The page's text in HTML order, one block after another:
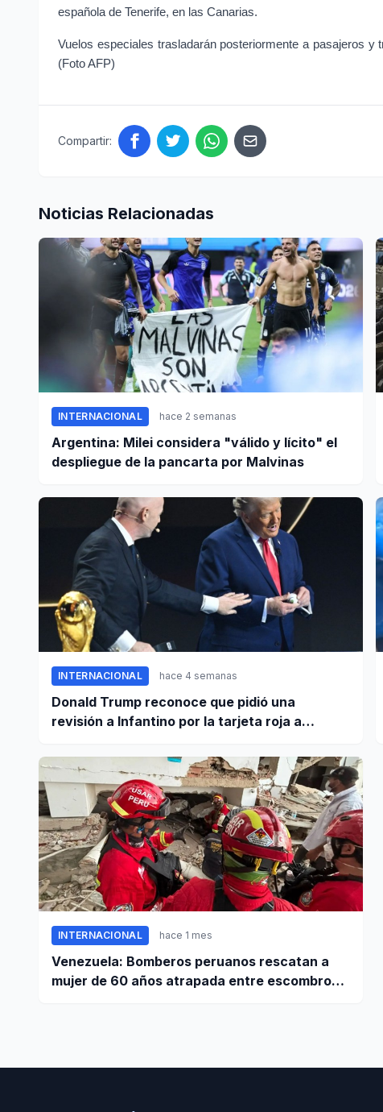
española de Tenerife, en las Canarias.
Vuelos especiales trasladarán posteriormente a pasajeros
(Foto AFP)
Compartir:
Noticias Relacionadas
INTERNACIONAL hace 2 semanas
Argentina: Milei considera "válido y lícito" el
despliegue de la pancarta por Malvinas
INTERNACIONAL hace 4 semanas
Donald Trump reconoce que pidió una
revisión a Infantino por la tarjeta roja a
INTERNACIONAL hace 1 mes
Venezuela: Bomberos peruanos rescatan a
mujer de 60 años atrapada entre escombros